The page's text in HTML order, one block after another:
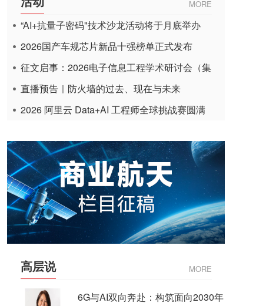
MORE
“AI+抗量子密码"技术沙龙活动将于月底举办
2026国产车规芯片新品十强榜单正式发布
征文启事：2026电子信息工程学术研讨会（集
成电路应用杂志）
直播预告｜防火墙的过去、现在与未来
2026 阿里云 Data+AI 工程师全球挑战赛圆满
高层说 MORE
6G与AI双向奔赴：构筑面向2030年